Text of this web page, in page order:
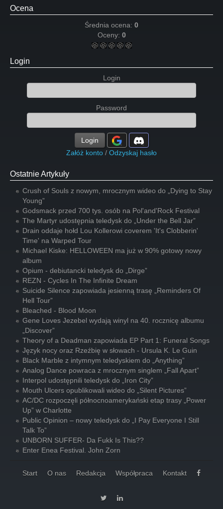
Ocena
Średnia ocena: 0
Oceny: 0
Login
Login
Password
Login
Załóż konto / Odzyskaj hasło
Ostatnie Artykuły
Crush of Souls z nowym, mrocznym wideo do „Dying to Stay
Young”
Godsmack przed 700 tys. osób na Pol'and'Rock Festival
The Martyr udostępnia teledysk do „Under the Bell Jar”
Drain oddaje hołd Lou Kollerowi coverem 'It's Clobberin'
Time' na Warped Tour
Michael Kiske: HELLOWEEN ma już w 90% gotowy nowy
album
Opium - debiutancki teledysk do „Dirge”
REZN - Cycles In The Infinite Dream
Suicide Silence zapowiada jesienną trasę „Reminders Of
Hell Tour”
Bleached - Blood Moon
Gene Loves Jezebel wydają winyl na 40. rocznicę albumu
„Discover”
Theory of a Deadman zapowiada EP Part 1: Funeral Songs
Język nocy oraz Rzeźbię w słowach - Ursula K. Le Guin
Black Marble z intymnym teledyskiem do „Anything”
Analog Dance powraca z mrocznym singlem „Fall Apart”
Interpol udostępnili teledysk do „Iron City”
Mouth Ulcers opublikowali wideo do „Silent Pictures”
AC/DC rozpoczęli północnoamerykański etap trasy „Power
Up” w Charlotte
Public Opinion – nowy teledysk do „I Pay Everyone I Still
Talk To”
UNBORN SUFFER- Da Fukk Is This??
Enter Enea Festival. John Zorn
Start O nas Redakcja Współpraca Kontakt